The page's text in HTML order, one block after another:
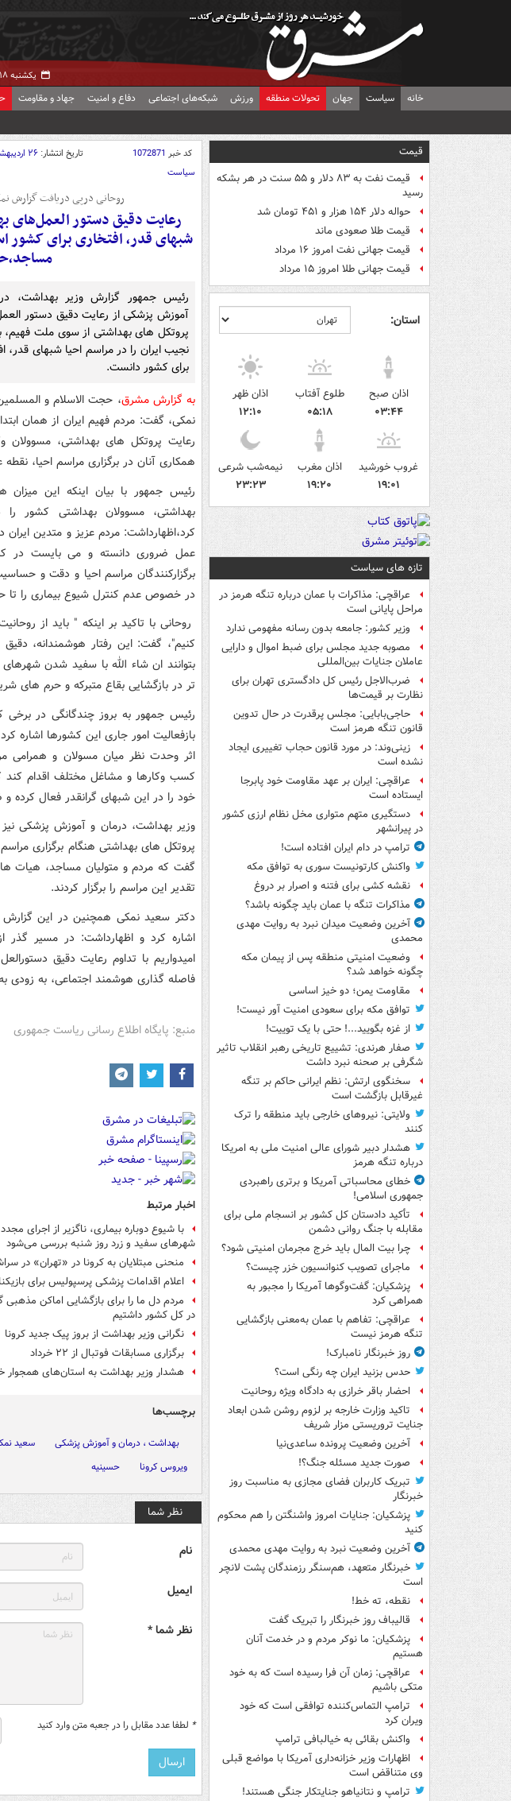
یکشنبه ۱۸ مرداد ۱۴۰۵ -
خانه سیاست جهان تحولات منطقه ورزش شبکه‌های اجتماعی دفاع و امنیت جهاد و مقاومت
قیمت
قیمت نفت به ۸۳ دلار و ۵۵ سنت در هر بشکه
رسید
حواله دلار ۱۵۴ هزار و ۴۵۱ تومان شد
قیمت طلا صعودی ماند
قیمت جهانی نفت امروز ۱۶ مرداد
قیمت جهانی طلا امروز ۱۵ مرداد
استان:
اذان صبح
۰۳:۴۴
طلوع آفتاب
۰۵:۱۸
اذان ظهر
۱۲:۱۰
غروب خورشید
۱۹:۰۱
اذان مغرب
۱۹:۲۰
نیمه‌شب شرعی
۲۳:۲۳
تازه های سیاست
عراقچی: مذاکرات با عمان درباره تنگه هرمز در
مراحل پایانی است
وزیر کشور: جامعه بدون رسانه مفهومی ندارد
مصوبه جدید مجلس برای ضبط اموال و دارایی
عاملان جنایات بین‌المللی
ضرب‌الاجل رئیس کل دادگستری تهران برای
نظارت بر قیمت‌ها
حاجی‌بابایی: مجلس پرقدرت در حال تدوین
قانون تنگه هرمز است
زینی‌وند: در مورد قانون حجاب تغییری ایجاد
نشده است
عراقچی: ایران بر عهد مقاومت خود پابرجا
ایستاده است
دستگیری متهم متواری مخل نظام ارزی کشور
در پیرانشهر
ترامپ در دام ایران افتاده است!
واکنش کارتونیست سوری به توافق مکه
نقشه کشی برای فتنه و اصرار بر دروغ
مذاکرات تنگه با عمان باید چگونه باشد؟
آخرین وضعیت میدان نبرد به روایت مهدی
محمدی
وضعیت امنیتی منطقه پس از پیمان مکه
چگونه خواهد شد؟
مقاومت یمن؛ دو خیز اساسی
توافق مکه برای سعودی امنیت آور نیست!
از غزه بگویید...! حتی با یک توییت!
صفار هرندی: تشییع تاریخی رهبر انقلاب تاثیر
شگرفی بر صحنه نبرد داشت
سخنگوی ارتش: نظم ایرانی حاکم بر تنگه
غیرقابل بازگشت است
ولایتی: نیروهای خارجی باید منطقه را ترک
کنند
هشدار دبیر شورای عالی امنیت ملی به امریکا
درباره تنگه هرمز
خطای محاسباتی آمریکا و برتری راهبردی
جمهوری اسلامی!
تأکید دادستان کل کشور بر انسجام ملی برای
مقابله با جنگ روانی دشمن
چرا بیت المال باید خرج مجرمان امنیتی شود؟
ماجرای تصویب کنوانسیون خزر چیست؟
پزشکیان: گفت‌وگوها آمریکا را مجبور به
همراهی کرد
عراقچی: تفاهم با عمان به‌معنی بازگشایی
تنگه هرمز نیست
روز خبرنگار نامبارک!
حدس بزنید ایران چه رنگی است؟
احضار باقر خرازی به دادگاه ویژه روحانیت
تاکید وزارت خارجه بر لزوم روشن شدن ابعاد
جنایت تروریستی مزار شریف
آخرین وضعیت پرونده ساعدی‌نیا
صورت جدید مسئله جنگ؟!
تبریک کاربران فضای مجازی به مناسبت روز
خبرنگار
پزشکیان: جنایات امروز واشنگتن را هم محکوم
کنید
آخرین وضعیت نبرد به روایت مهدی محمدی
خبرنگار متعهد، هم‌سنگر رزمندگان پشت لانچر
است
نقطه، ته خط!
قالیباف روز خبرنگار را تبریک گفت
پزشکیان: ما نوکر مردم و در خدمت آنان
هستیم
عراقچی: زمان آن فرا رسیده است که به خود
متکی باشیم
ترامپ التماس‌کننده توافقی است که خود
ویران کرد
واکنش بقائی به خیالبافی ترامپ
اظهارات وزیر خزانه‌داری آمریکا با مواضع قبلی
وی متناقض است
ترامپ و نتانیاهو جنایتکار جنگی هستند!
کد خبر 1072871 تاریخ انتشار: ۲۶ اردیبهشت ۱۳۹۹ - ۱۶:۱۹
سیاست
روحانی درپی دریافت گزارش
رعایت دقیق دستور العمل‌های
شبهای قدر، افتخاری برای کشور
رئیس جمهور گزارش وزیر بهداشت،
آموزش پزشکی از رعایت دقیق دستور
پروتکل های بهداشتی از سوی ملت فهیم،
نجیب ایران را در مراسم احیا شبهای قدر،
برای کشور دانست.
به گزارش مشرق، حجت الاسلام و
نمکی، گفت: مردم فهیم ایران از همان
رعایت پروتکل های بهداشتی، مسوولان
همکاری آنان در برگزاری مراسم احیا،
رئیس جمهور با بیان اینکه این
بهداشتی، مسوولان بهداشتی کشور را
کرد،اظهارداشت: مردم عزیز و متدین
عمل ضروری دانسته و می بایست در
برگزارکنندگان مراسم احیا و دقت و
در خصوص عدم کنترل شیوع بیماری را تا
روحانی با تاکید بر اینکه " باید از
کنیم"، گفت: این رفتار هوشمندانه، دقیق
بتوانند ان شاء الله با سفید شدن
تر در بازگشایی بقاع متبرکه و حرم های
رئیس جمهور به بروز چندگانگی در برخی
بازفعالیت امور جاری این کشورها اشاره
اثر وحدت نظر میان مسولان و همرامی
کسب وکارها و مشاغل مختلف اقدام کند
خود را در این شبهای گرانقدر فعال کرده
وزیر بهداشت، درمان و آموزش پزشکی
پروتکل های بهداشتی هنگام برگزاری
گفت که مردم و متولیان مساجد، هیات
تقدیر این مراسم را برگزار کردند.
دکتر سعید نمکی همچنین در این گزارش
اشاره کرد و اظهارداشت: در مسیر
امیدواریم با تداوم رعایت دقیق
فاصله گذاری هوشمند اجتماعی، به زودی
منبع: پایگاه اطلاع رسانی ریاست جمهوری
اخبار مرتبط
با شیوع دوباره بیماری، ناگزیر از اجرای
شهرهای سفید و زرد روز شنبه بررسی می‌شود
منحنی مبتلایان به کرونا در «تهران» در
اعلام اقدامات پزشکی پرسپولیس برای
مردم دل ما را برای بازگشایی اماکن
در کل کشور داشتیم
نگرانی وزیر بهداشت از بروز پیک جدید کرونا
برگزاری مسابقات فوتبال از ۲۲ خرداد
هشدار وزیر بهداشت به استان‌های همجوار
برچسب‌ها
بهداشت ، درمان و آموزش پزشکی سعید
ویروس کرونا
حسینیه
نظر شما
نام
ایمیل
نظر شما *
* لطفا عدد مقابل را در جعبه متن وارد کنید